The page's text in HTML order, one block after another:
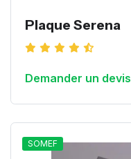
Plaque Serena
Demander un devis
SOMEF